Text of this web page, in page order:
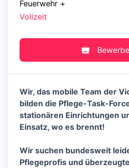
Feuerwehr +
Vollzeit
Wir, das mobile Team der
bilden die Pflege-Task-
stationären Einrichtungen
Einsatz, wo es brennt!
Wir suchen bundesweit
Pflegeprofis und